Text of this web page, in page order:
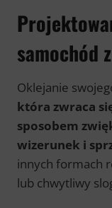
samochód
Oklejanie
która zwraca
sposobem
wizerunek i
innych formach
lub chwytliwy